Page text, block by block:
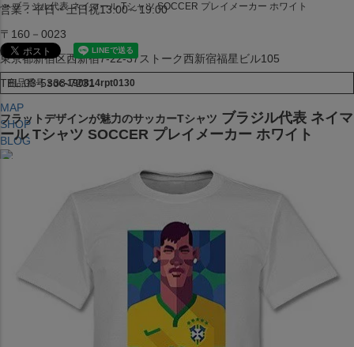
営業：平日・土日祝13:00～19:00
〒160－0023
東京都新宿区西新宿7-22-37ストーク西新宿福星ビル105
TEL:03-5338-7231
MAP
SHOP
BLOG
セレクション大阪店BIGSTEP 2F
大阪府大阪市中央区西心斎橋1丁目6番14号
TEL:06-4708-3300
ブラジル代表 ネイマール Tシャツ SOCCER プレイメーカー ホワイト
商品番号 soc-190814rpt0130
フラットデザインが魅力のサッカーTシャツ ブラジル代表 ネイマ
ール Tシャツ SOCCER プレイメーカー ホワイト